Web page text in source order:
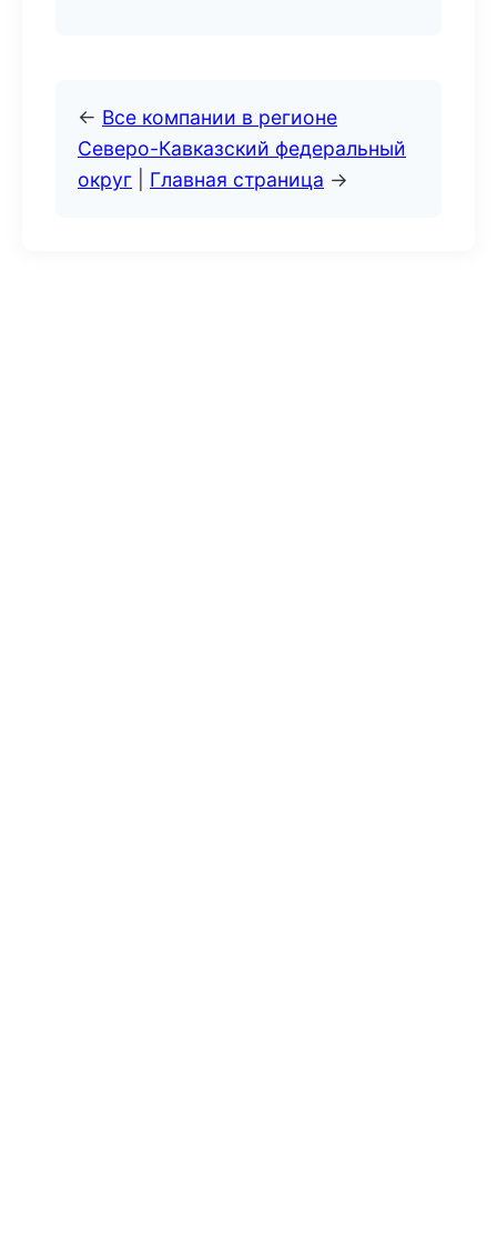
← Все компании в регионе
Северо-Кавказский федеральный
округ
Главная страница →